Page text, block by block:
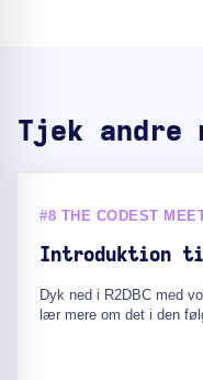
Tjek andre
#8 THE CODEST
Introduktion til
Dyk ned i R2DBC med
lær mere om det i den